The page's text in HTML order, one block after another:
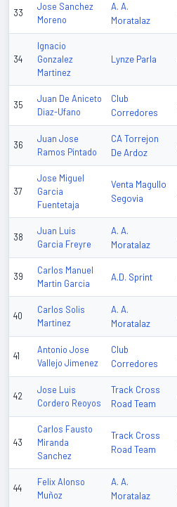
33
Jose Sanchez
Moreno
A. A.
Moratalaz
34
Ignacio
Gonzalez
Martinez
Lynze Parla
35
Juan De Aniceto
Diaz-Ufano
Club
Corredores
36
Juan Jose
Ramos Pintado
CA Torrejon
De Ardoz
37
Jose Miguel
Garcia
Fuentetaja
Venta Magullo
Segovia
38
Juan Luis
Garcia Freyre
A. A.
Moratalaz
39
Carlos Manuel
Martin Garcia
A.D. Sprint
40
Carlos Solis
Martinez
A. A.
Moratalaz
41
Antonio Jose
Vallejo Jimenez
Club
Corredores
42
Jose Luis
Cordero Reoyos
Track Cross
Road Team
43
Carlos Fausto
Miranda
Sanchez
Track Cross
Road Team
44
Felix Alonso
Muñoz
A. A.
Moratalaz